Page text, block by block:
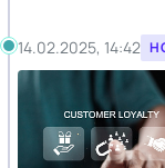
14.02.2025, 14:42